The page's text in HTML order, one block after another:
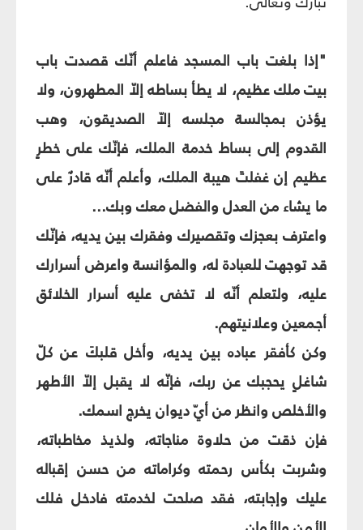
"إذا بلغت باب المسجد فاعلم أنّك قصدت باب
بيت ملك عظيم، لا يطأ بساطه إلاّ المطهرون، ولا
يؤذن بمجالسة مجلسه إلاّ الصديقون، وهب
القدوم إلى بساط خدمة الملك، فإنّك على خطرٍ
عظيم إن غفلتَ هيبة الملك، وأعلم أنّه قادرٌ على
ما يشاء من العدل والفضل معك وبك...
واعترف بعجزك وتقصيرك وفقرك بين يديه، فإنّك
قد توجهت للعبادة له، والمؤانسة واعرض أسرارك
عليه، ولتعلم أنّه لا تخفى عليه أسرار الخلائق
أجمعين وعلانيتهم.
وكن كأفقر عباده بين يديه، وأخل قلبكَ عن كلّ
شاغلٍ يحجبك عن ربك، فإنّه لا يقبل إلاّ الأطهر
والأخلص وانظر من أيّ ديوان يخرج اسمك.
فإن ذقت من حلاوة مناجاته، ولذيذ مخاطباته،
وشربت بكأس رحمته وكراماته من حسن إقباله
عليك وإجابته، فقد صلحت لخدمته فادخل فلك